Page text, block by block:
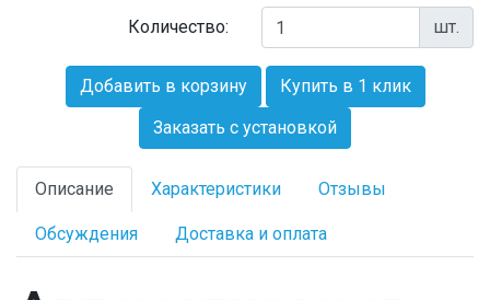
Количество: шт.
Добавить в корзину
Купить в 1 клик
Заказать с установкой
Описание Характеристики Отзывы
Обсуждения Доставка и оплата